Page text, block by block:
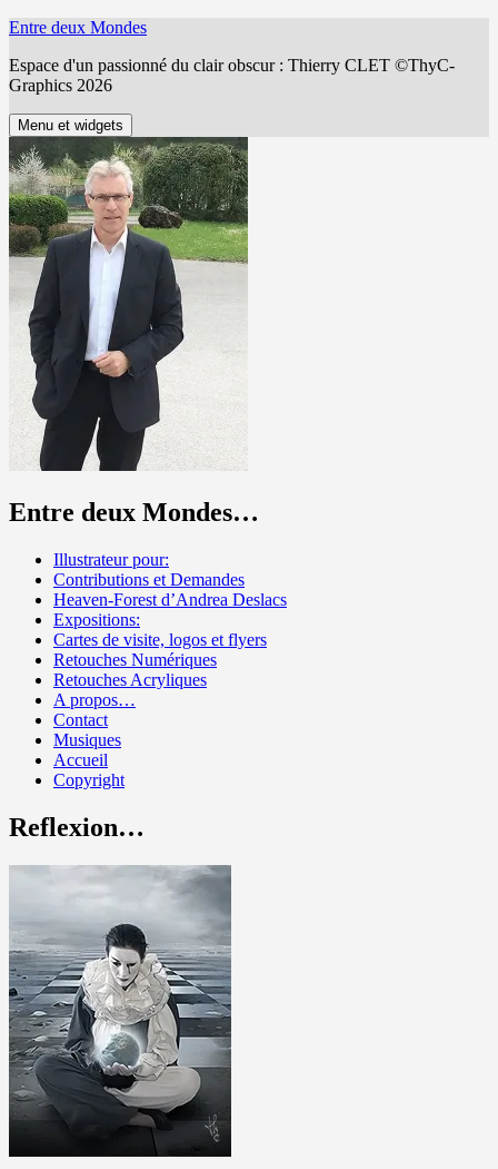
Aller
contenu
Entre deux Mondes
Espace d'un passionné du clair obscur : Thierry CLET ©ThyC-
Graphics 2026
Menu et widgets
Entre deux Mondes…
Illustrateur pour:
Contributions et Demandes
Heaven-Forest d’Andrea Deslacs
Expositions:
Cartes de visite, logos et flyers
Retouches Numériques
Retouches Acryliques
A propos…
Contact
Musiques
Accueil
Copyright
Reflexion…